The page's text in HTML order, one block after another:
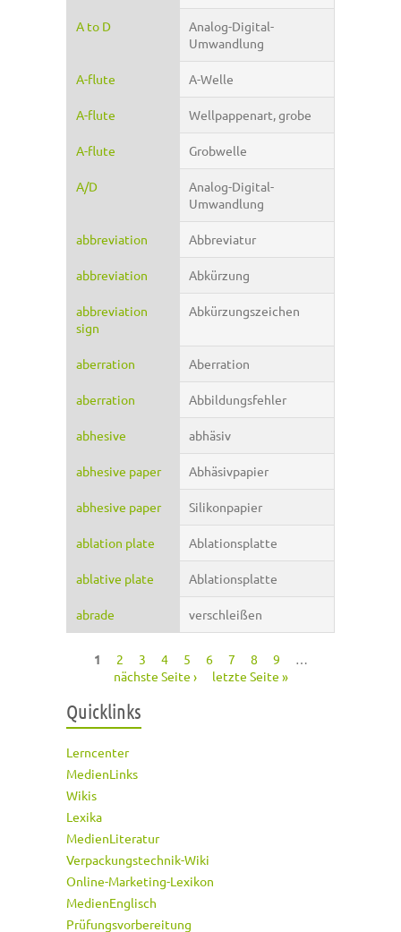
A to D
Analog-Digital-
Umwandlung
A-flute A-Welle
A-flute Wellpappenart, grobe
A-flute Grobwelle
A/D
Analog-Digital-
Umwandlung
abbreviation Abbreviatur
abbreviation Abkürzung
abbreviation
sign
Abkürzungszeichen
aberration Aberration
aberration Abbildungsfehler
abhesive abhäsiv
abhesive paper Abhäsivpapier
abhesive paper Silikonpapier
ablation plate Ablationsplatte
ablative plate Ablationsplatte
abrade verschleißen
1 2 3 4 5 6 7 8 9
…
nächste Seite ›
letzte Seite »
Quicklinks
Lerncenter
MedienLinks
Wikis
Lexika
MedienLiteratur
Verpackungstechnik-Wiki
Online-Marketing-Lexikon
MedienEnglisch
Prüfungsvorbereitung